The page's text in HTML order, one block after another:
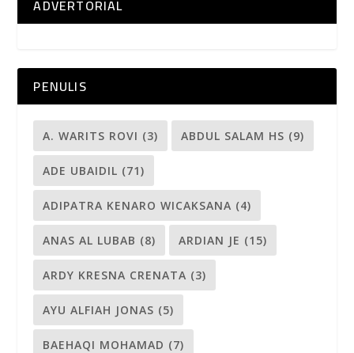
ADVERTORIAL
PENULIS
A. WARITS ROVI (3) ABDUL SALAM HS (9)
ADE UBAIDIL (71)
ADIPATRA KENARO WICAKSANA (4)
ANAS AL LUBAB (8) ARDIAN JE (15)
ARDY KRESNA CRENATA (3)
AYU ALFIAH JONAS (5)
BAEHAQI MOHAMAD (7)